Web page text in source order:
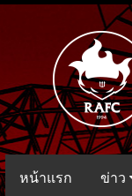
หน้าแรก ข่าว